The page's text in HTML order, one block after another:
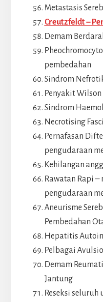
Metastasis
Creutzfeldt –
Demam
pembedahan
Sindrom
Penyakit Wilson
Sindrom
Necrotising
Pernafasan
pengudaraan
Kehilangan
Rawatan Rapi
pengudaraan
Aneurisme
Pembedahan
Hepatitis
Pelbagai
Demam
Jantung
Reseksi